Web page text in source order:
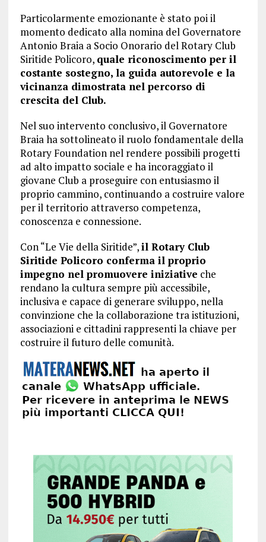
Particolarmente emozionante è stato poi il
momento dedicato alla nomina del Governatore
Antonio Braia a Socio Onorario del Rotary Club
Siritide Policoro, quale riconoscimento per il
costante sostegno, la guida autorevole e la
vicinanza dimostrata nel percorso di
crescita del Club.
Nel suo intervento conclusivo, il Governatore
Braia ha sottolineato il ruolo fondamentale della
Rotary Foundation nel rendere possibili progetti
ad alto impatto sociale e ha incoraggiato il
giovane Club a proseguire con entusiasmo il
proprio cammino, continuando a costruire valore
per il territorio attraverso competenza,
conoscenza e connessione.
Con “Le Vie della Siritide”,il Rotary Club
Siritide Policoro conferma il proprio
impegno nel promuovere iniziative che
rendano la cultura sempre più accessibile,
inclusiva e capace di generare sviluppo, nella
convinzione che la collaborazione tra istituzioni,
associazioni e cittadini rappresenti la chiave per
costruire il futuro delle comunità.